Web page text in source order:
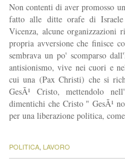
Non contenti di aver promosso
fatto alle ditte orafe di
Vicenza, alcune organizzazioni
propria avversione che finisce
sembrava un po' scomparso
antisionismo, vive nei cuori e
cui una (Pax Christi) che si
GesÃ¹ Cristo, mettendolo
dimentichi che Cristo " GesÃ¹
per una liberazione politica,
POLITICA LAVORO